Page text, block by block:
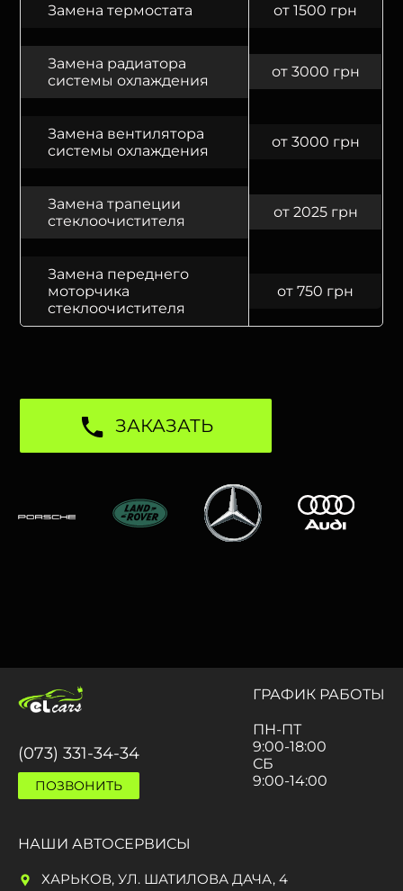
Замена термостата от 1500 грн
Замена радиатора
системы охлаждения
от 3000 грн
Замена вентилятора
системы охлаждения
от 3000 грн
Замена трапеции
стеклоочистителя
от 2025 грн
Замена переднего
моторчика
стеклоочистителя
от 750 грн
ЗАКАЗАТЬ
(073) 331-34-34
ПОЗВОНИТЬ
ГРАФИК РАБОТЫ
ПН-ПТ
9:00-18:00
СБ
9:00-14:00
НАШИ АВТОСЕРВИСЫ
ХАРЬКОВ, УЛ. ШАТИЛОВА ДАЧА, 4